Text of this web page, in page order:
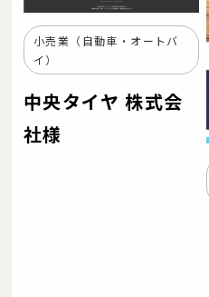
小売業（自動車・オートバ
イ）
中央タイヤ 株式会
社様